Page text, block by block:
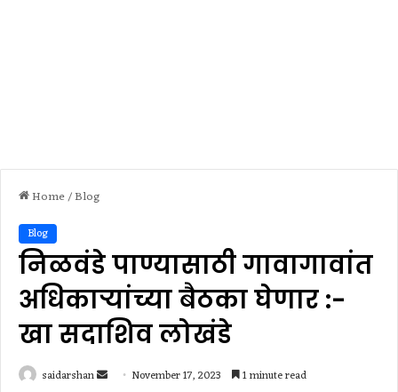
Home/Blog
Blog
निळवंडे पाण्यासाठी गावागावांत
अधिकाऱ्यांच्या बैठका घेणार :-
खा सदाशिव लोखंडे
saidarshan
Send November 17, 2023 1 minute read